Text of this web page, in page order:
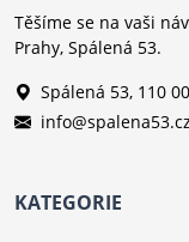
Těšíme se na vaši
Prahy, Spálená 53.
Spálená 53, 110
info@spalena53.cz
KATEGORIE